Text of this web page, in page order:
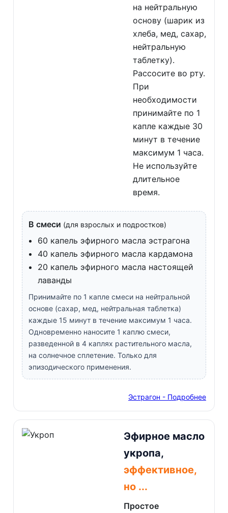
на нейтральную
основу (шарик из
хлеба, мед, сахар,
нейтральную
таблетку).
Рассосите во рту.
При
необходимости
принимайте по 1
капле каждые 30
минут в течение
максимум 1 часа.
Не используйте
длительное
время.
В смеси (для взрослых и подростков)
60 капель эфирного масла эстрагона
40 капель эфирного масла кардамона
20 капель эфирного масла настоящей
лаванды
Принимайте по 1 капле смеси на нейтральной
основе (сахар, мед, нейтральная таблетка)
каждые 15 минут в течение максимум 1 часа.
Одновременно наносите 1 каплю смеси,
разведенной в 4 каплях растительного масла,
на солнечное сплетение. Только для
эпизодического применения.
Эстрагон - Подробнее
Эфирное масло
укропа,
эффективное,
но ...
Простое